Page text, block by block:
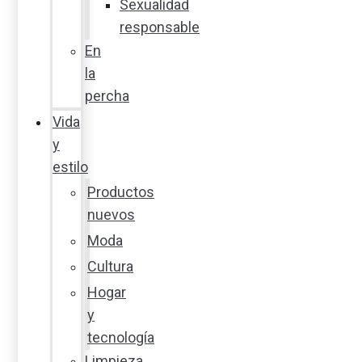
Sexualidad
responsable
En
la
percha
Vida
y
estilo
Productos
nuevos
Moda
Cultura
Hogar
y
tecnología